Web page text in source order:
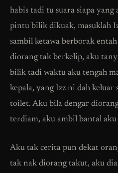
habis tadi tu suara siapa yang
pintu bilik dikuak, masuklah
sambil ketawa berborak
diorang tak berkelip, aku
bilik tadi waktu aku tengah
kepala, yang Izz ni dah keluar
toilet. Aku bila dengar
terdiam, aku ambil bantal
Aku tak cerita pun dekat
tak nak diorang takut, aku